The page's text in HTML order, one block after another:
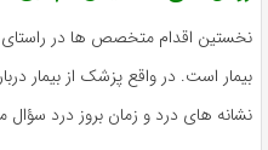
نخستین اقدام متخصص ها در
بیمار است. در واقع پزشک از بیمار
نشانه های درد و زمان بروز درد